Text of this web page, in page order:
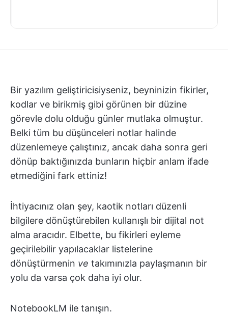
Bir yazılım geliştiricisiyseniz, beyninizin fikirler,
kodlar ve birikmiş gibi görünen bir düzine
görevle dolu olduğu günler mutlaka olmuştur.
Belki tüm bu düşünceleri notlar halinde
düzenlemeye çalıştınız, ancak daha sonra geri
dönüp baktığınızda bunların hiçbir anlam ifade
etmediğini fark ettiniz!
İhtiyacınız olan şey, kaotik notları düzenli
bilgilere dönüştürebilen kullanışlı bir dijital not
alma aracıdır. Elbette, bu fikirleri eyleme
geçirilebilir yapılacaklar listelerine
dönüştürmenin ve takımınızla paylaşmanın bir
yolu da varsa çok daha iyi olur.
NotebookLM ile tanışın.